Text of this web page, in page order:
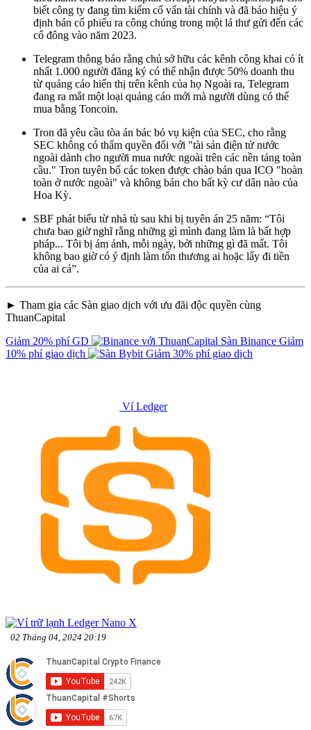
biết công ty đang tìm kiếm cố vấn tài chính và đã báo hiệu ý
định bán cổ phiếu ra công chúng trong một lá thư gửi đến các
cổ đông vào năm 2023.
Telegram thông báo rằng chủ sở hữu các kênh công khai có ít
nhất 1.000 người đăng ký có thể nhận được 50% doanh thu
từ quảng cáo hiển thị trên kênh của họ Ngoài ra, Telegram
đang ra mắt một loại quảng cáo mới mà người dùng có thể
mua bằng Toncoin.
Tron đã yêu cầu tòa án bác bỏ vụ kiện của SEC, cho rằng
SEC không có thẩm quyền đối với "tài sản điện tử nước
ngoài dành cho người mua nước ngoài trên các nền tảng toàn
cầu." Tron tuyên bố các token được chào bán qua ICO "hoàn
toàn ở nước ngoài" và không bán cho bất kỳ cư dân nào của
Hoa Kỳ.
SBF phát biểu từ nhà tù sau khi bị tuyên án 25 năm: “Tôi
chưa bao giờ nghĩ rằng những gì mình đang làm là bất hợp
pháp... Tôi bị ám ảnh, mỗi ngày, bởi những gì đã mất. Tôi
không bao giờ có ý định làm tổn thương ai hoặc lấy đi tiền
của ai cả”.
► Tham gia các Sàn giao dịch với ưu đãi độc quyền cùng
ThuanCapital
Giảm 20% phí GD
Sàn Binance Giảm
10% phí giao dịch
Giảm 30% phí giao dịch
Ví Ledger
02 Tháng 04, 2024 20:19